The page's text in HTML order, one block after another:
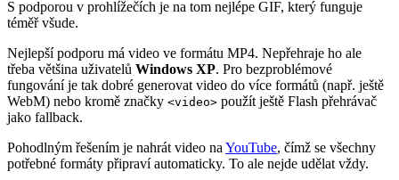
S podporou v prohlížečích je na tom nejlépe GIF, který funguje
téměř všude.
Nejlepší podporu má video ve formátu MP4. Nepřehraje ho ale
třeba většina uživatelů Windows XP. Pro bezproblémové
fungování je tak dobré generovat video do více formátů (např. ještě
WebM) nebo kromě značky <video> použít ještě Flash přehrávač
jako fallback.
Pohodlným řešením je nahrát video na YouTube, čímž se všechny
potřebné formáty připraví automaticky. To ale nejde udělat vždy.